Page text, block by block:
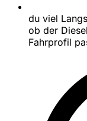
du viel
ob der
Fahrprofil